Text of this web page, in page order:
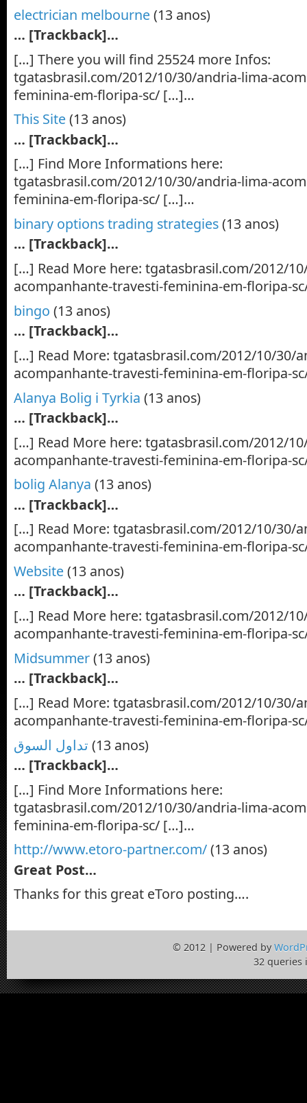
electrician melbourne(13 anos)
… [Trackback]…
[…] There you will find 25524 more Infos:
tgatasbrasil.com/2012/10/30/andria-lima-
feminina-em-floripa-sc/ […]…
This Site(13 anos)
… [Trackback]…
[…] Find More Informations here:
tgatasbrasil.com/2012/10/30/andria-lima-
feminina-em-floripa-sc/ […]…
binary options trading strategies(13 anos)
… [Trackback]…
[…] Read More here: tgatasbrasil.com/2012/
acompanhante-travesti-feminina-em-floripa-
bingo (13 anos)
… [Trackback]…
[…] Read More: tgatasbrasil.com/2012/10/30/
acompanhante-travesti-feminina-em-floripa-
Alanya Bolig i Tyrkia (13 anos)
… [Trackback]…
[…] Read More here: tgatasbrasil.com/2012/
acompanhante-travesti-feminina-em-floripa-
bolig Alanya (13 anos)
… [Trackback]…
[…] Read More: tgatasbrasil.com/2012/10/30/
acompanhante-travesti-feminina-em-floripa-
Website(13 anos)
… [Trackback]…
[…] Read More here: tgatasbrasil.com/2012/
acompanhante-travesti-feminina-em-floripa-
Midsummer(13 anos)
… [Trackback]…
[…] Read More: tgatasbrasil.com/2012/10/30/
acompanhante-travesti-feminina-em-floripa-
تداول السوق
(13 anos)
… [Trackback]…
[…] Find More Informations here:
tgatasbrasil.com/2012/10/30/andria-lima-
feminina-em-floripa-sc/ […]…
http://www.etoro-partner.com/(13 anos)
Great Post…
Thanks for this great eToro posting….
© 2012 | Powered by
32 queries